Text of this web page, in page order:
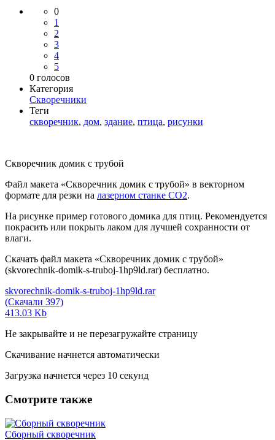
0
1
2
3
4
5
0 голосов
Категория
Скворечники
Теги
скворечник, дом, здание, птица, рисунки
Скворечник домик с трубой
Файл макета «Скворечник домик с трубой» в векторном
формате для резки на лазерном станке СО2.
На рисунке пример готового домика для птиц. Рекомендуется
покрасить или покрыть лаком для лучшей сохранности от
влаги.
Скачать файл макета «Скворечник домик с трубой»
(skvorechnik-domik-s-truboj-1hp9ld.rar) бесплатно.
skvorechnik-domik-s-truboj-1hp9ld.rar
(Скачали 397)
413.03 Kb
Не закрывайте и не перезагружайте страницу
Скачивание начнется автоматически
Загрузка начнется через 10 секунд
Смотрите также
Сборный скворечник